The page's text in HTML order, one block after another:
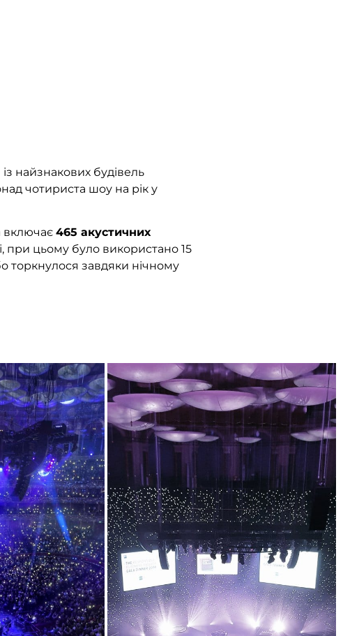
найзнакових будівель
чотириста шоу на рік у
включає 465 акустичних
при цьому було використано 15
торкнулося завдяки нічному